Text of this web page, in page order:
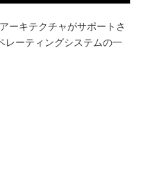
ーキテクチャがサポートさ
レーティングシステムの一